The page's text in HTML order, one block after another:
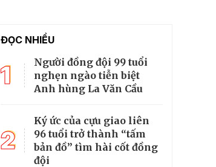
ĐỌC NHIỀU
1
Người đồng đội 99 tuổi
nghẹn ngào tiễn biệt
Anh hùng La Văn Cầu
2
Ký ức của cựu giao liên
96 tuổi trở thành “tấm
bản đồ” tìm hài cốt đồng
đội